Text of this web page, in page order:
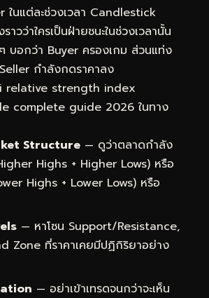
ในแต่ละช่วงเวลา Candlestick
าวว่าใครเป็นฝ่ายชนะในช่วงเวลานั้น
บอกว่า Buyer ครองเกม ส่วนแท่ง
กำลังกดราคาลง
relative strength index
complete guide 2026 ในทาง
Structure — ดูว่าตลาดกำลัง
Highs + Higher Lows) หรือ
Highs + Lower Lows) หรือ
— หาโซน Support/Resistance,
Zone ที่ราคาเคยมีปฏิกิริยาอย่าง
— อย่าเข้าเทรดจนกว่าจะเห็น